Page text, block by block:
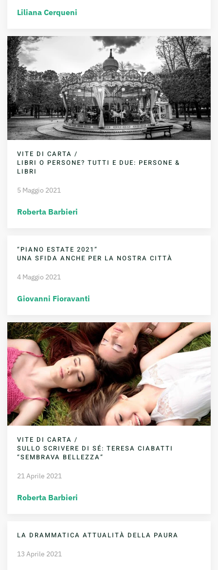
Liliana Cerqueni
VITE DI CARTA /
LIBRI O PERSONE? TUTTI E DUE: PERSONE &
LIBRI
5 Maggio 2021
Roberta Barbieri
“PIANO ESTATE 2021”
UNA SFIDA ANCHE PER LA NOSTRA CITTÀ
4 Maggio 2021
Giovanni Fioravanti
VITE DI CARTA /
SULLO SCRIVERE DI SÉ: TERESA CIABATTI
“SEMBRAVA BELLEZZA”
21 Aprile 2021
Roberta Barbieri
LA DRAMMATICA ATTUALITÀ DELLA PAURA
13 Aprile 2021